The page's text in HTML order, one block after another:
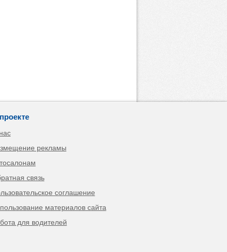
рекламы
связь
соглашение
материалов сайта
для водителей